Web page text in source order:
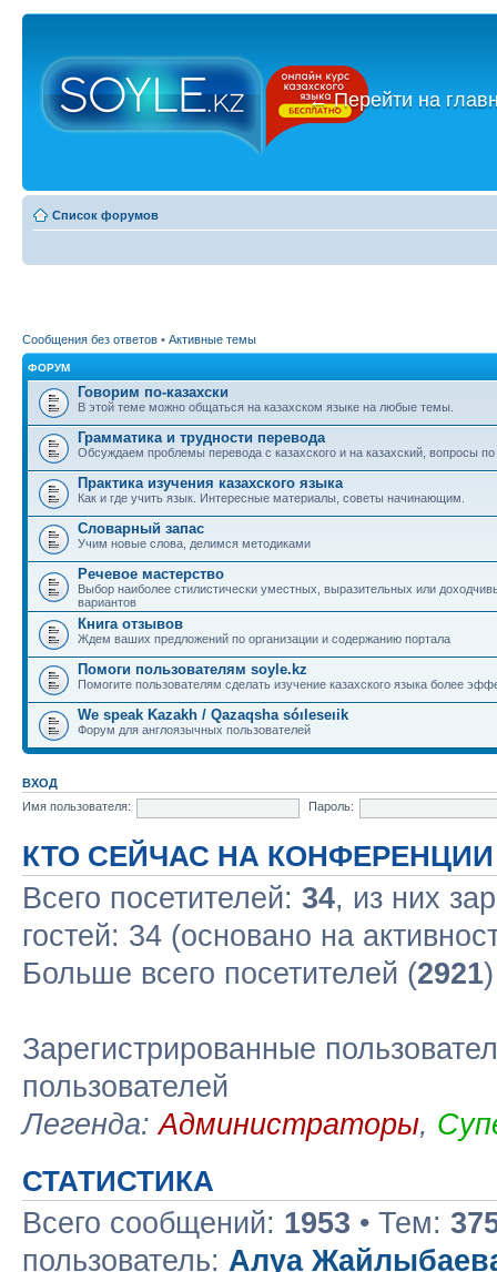
←Перейти на
Список форумов
Сообщения без ответов • Активные темы
ФОРУМ
Говорим по-казахски
В этой теме можно общаться на казахском языке на любые темы.
Грамматика и трудности перевода
Обсуждаем проблемы перевода с казахского и на казахский, вопросы
Практика изучения казахского языка
Как и где учить язык. Интересные материалы, советы начинающим.
Словарный запас
Учим новые слова, делимся методиками
Речевое мастерство
Выбор наиболее стилистически уместных, выразительных или
вариантов
Книга отзывов
Ждем ваших предложений по организации и содержанию портала
Помоги пользователям soyle.kz
Помогите пользователям сделать изучение казахского языка более
We speak Kazakh / Qazaqsha sóıleseıik
Форум для англоязычных пользователей
ВХОД
Имя пользователя:
Пароль:
КТО СЕЙЧАС НА КОНФЕРЕНЦИИ
Всего посетителей: 34, из них
гостей: 34 (основано на
Больше всего посетителей (2921
Зарегистрированные
пользователей
Легенда:Администраторы,
СТАТИСТИКА
Всего сообщений: 1953 • Тем:
пользователь: Алуа